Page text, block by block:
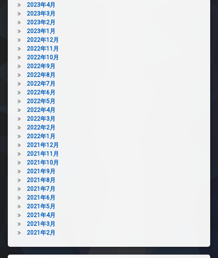
2023年4月
2023年3月
2023年2月
2023年1月
2022年12月
2022年11月
2022年10月
2022年9月
2022年8月
2022年7月
2022年6月
2022年5月
2022年4月
2022年3月
2022年2月
2022年1月
2021年12月
2021年11月
2021年10月
2021年9月
2021年8月
2021年7月
2021年6月
2021年5月
2021年4月
2021年3月
2021年2月